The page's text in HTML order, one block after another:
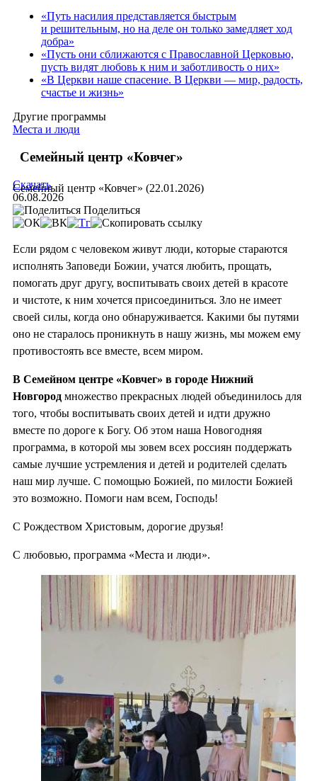
«Путь насилия представляется быстрым
и решительным, но на деле он только замедляет ход
добра»
«Пусть они сближаются с Православной Церковью,
пусть видят любовь к ним и заботливость о них»
«В Церкви наше спасение. В Церкви — мир, радость,
счастье и жизнь»
Другие программы
Места и люди
Семейный центр «Ковчег»
Семейный центр «Ковчег» (22.01.2026)
Скачать
06.08.2026
Поделиться
Если рядом с человеком живут люди, которые стараются
исполнять Заповеди Божии, учатся любить, прощать,
помогать друг другу, воспитывать своих детей в красоте
и чистоте, к ним хочется присоединиться. Зло не имеет
своей силы, когда оно обнаруживается. Какими бы путями
оно не старалось проникнуть в нашу жизнь, мы можем ему
противостоять все вместе, всем миром.
В Семейном центре «Ковчег» в городе Нижний
Новгород множество прекрасных людей объединилось для
того, чтобы воспитывать своих детей и идти дружно
вместе по дороге к Богу. Об этом наша Новогодняя
программа, в которой мы зовем всех россиян поддержать
самые лучшие устремления и детей и родителей сделать
наш мир лучше. С помощью Божией, по милости Божией
это возможно. Помоги нам всем, Господь!
С Рождеством Христовым, дорогие друзья!
С любовью, программа «Места и люди».